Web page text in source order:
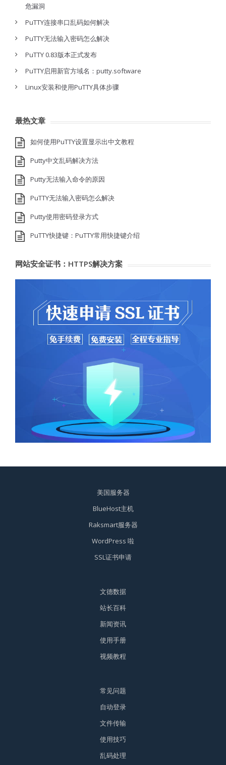
危漏洞
PuTTY连接串口乱码如何解决
PuTTY无法输入密码怎么解决
PuTTY 0.83版本正式发布
PuTTY启用新官方域名：putty.software
Linux安装和使用PuTTY具体步骤
最热文章
如何使用PuTTY设置显示出中文教程
Putty中文乱码解决方法
Putty无法输入命令的原因
PuTTY无法输入密码怎么解决
Putty使用密码登录方式
PuTTY快捷键：PuTTY常用快捷键介绍
网站安全证书：HTTPS解决方案
美国服务器
BlueHost主机
Raksmart服务器
WordPress 啦
SSL证书申请
文德数据
站长百科
新闻资讯
使用手册
视频教程
常见问题
自动登录
文件传输
使用技巧
乱码处理